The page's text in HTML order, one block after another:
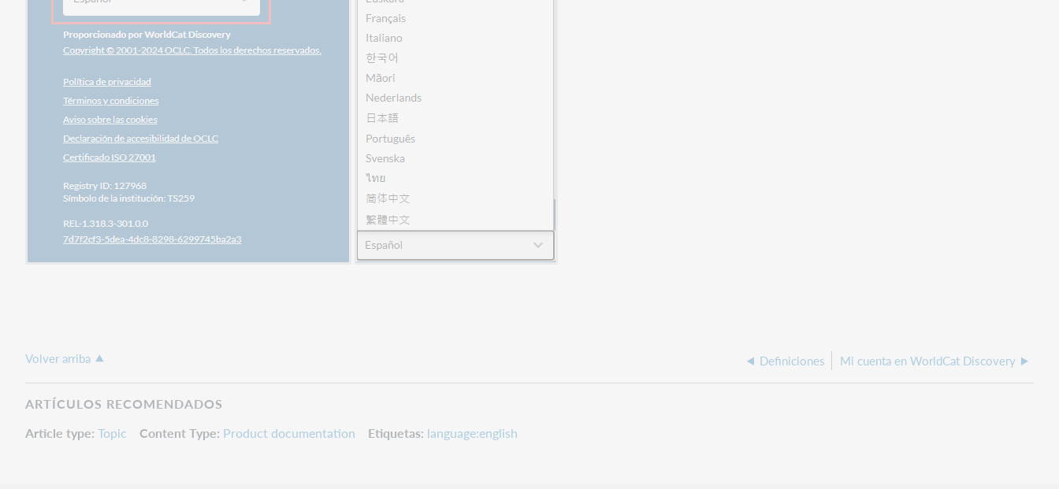
Volver arriba Definiciones Mi cuenta en WorldCat Discovery
ARTÍCULOS RECOMENDADOS
Article type Topic Content Type Product documentation Etiquetas language:english